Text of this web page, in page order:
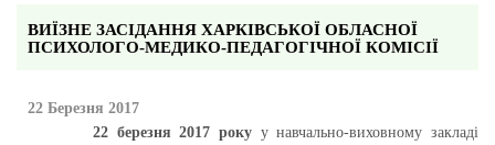
ВИЇЗНЕ ЗАСІДАННЯ ХАРКІВСЬКОЇ ОБЛАСНОЇ
ПСИХОЛОГО-МЕДИКО-ПЕДАГОГІЧНОЇ КОМІСІЇ
22 Березня 2017
22 березня 2017 року у навчально-виховному закладі